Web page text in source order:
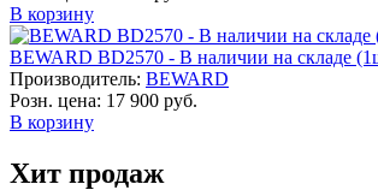
В корзину
BEWARD BD2570 - В наличии на складе
Производитель: BEWARD
Розн. цена: 17 900 руб.
В корзину
Хит продаж